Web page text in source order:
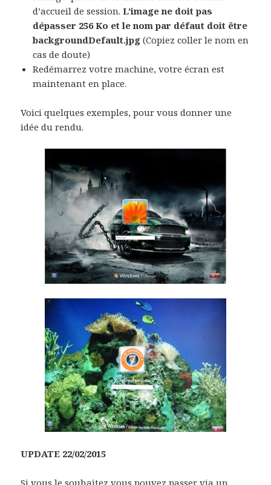
d’accueil de session.L’image ne doit pas
dépasser 256 Ko et le nom par défaut doit être
backgroundDefault.jpg(Copiez coller le nom en
cas de doute)
Redémarrez votre machine, votre écran est
maintenant en place.
Voici quelques exemples, pour vous donner une
idée du rendu.
UPDATE 22/02/2015